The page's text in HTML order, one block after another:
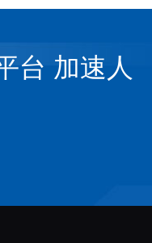
台 加速人